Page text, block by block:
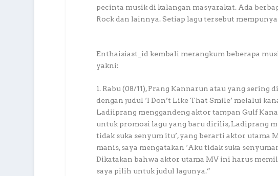
pecinta musik di kalangan masyarakat. Ada
Rock dan lainnya. Setiap lagu tersebut
Enthaisiast_id kembali merangkum beberapa
yakni:
1. Rabu (08/11), Prang Kannarun atau yang
dengan judul ‘I Don’t Like That Smile’ melalui
Ladiiprang menggandeng aktor tampan Gulf
untuk promosi lagu yang baru dirilis, Ladiprang
tidak suka senyum itu’, yang berarti aktor utama
manis, saya mengatakan ‘Aku tidak suka
Dikatakan bahwa aktor utama MV ini harus
saya pilih untuk judul lagunya.”